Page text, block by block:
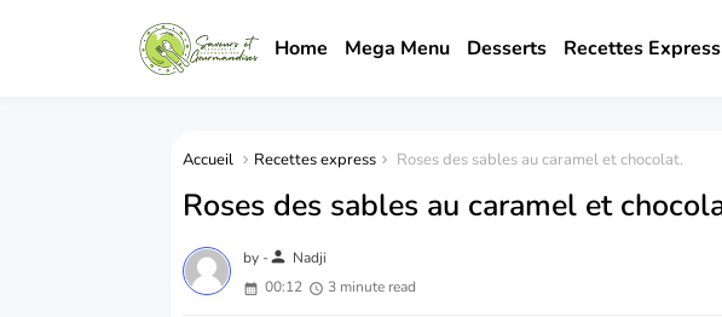
Home Mega Menu Desserts Recettes Express
Accueil Recettes express Roses des sables au caramel et chocolat.
Roses des sables au caramel et
by -person Nadji
00:12
3 minute read